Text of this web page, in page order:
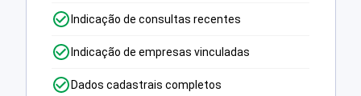
Indicação de consultas recentes
Indicação de empresas vinculadas
Dados cadastrais completos